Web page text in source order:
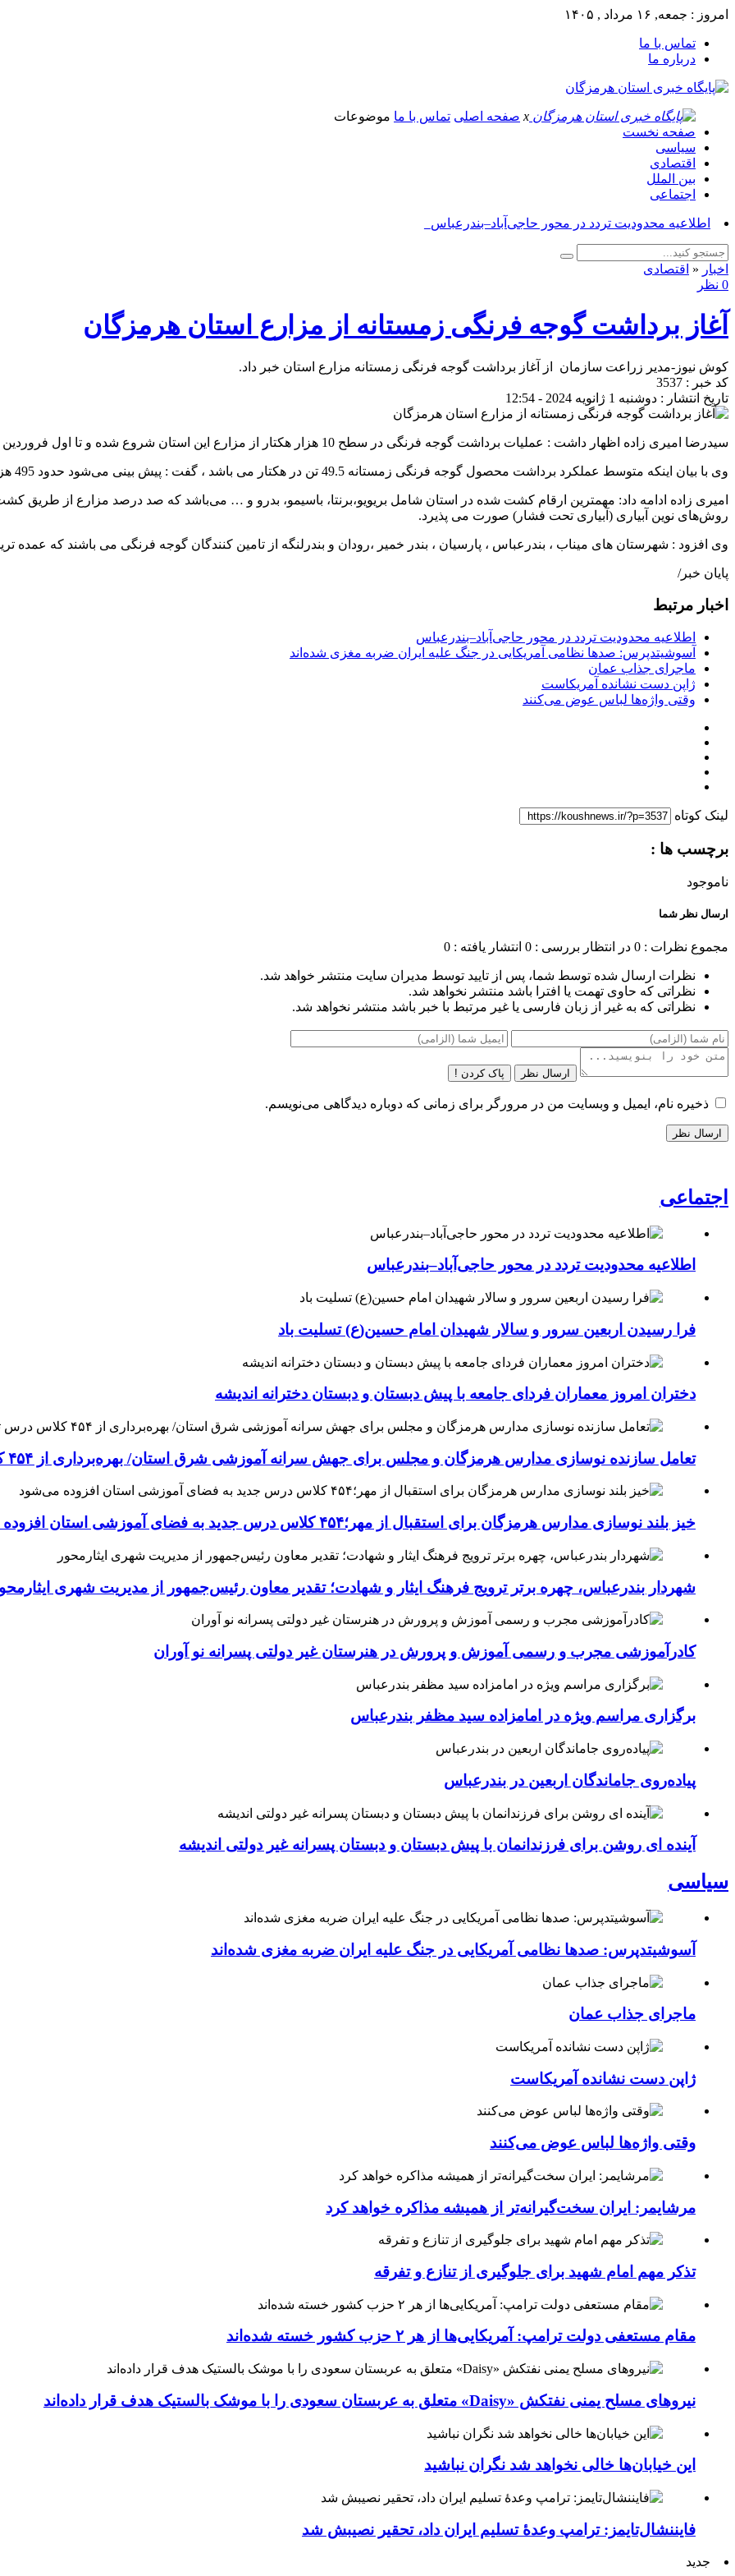
امروز : جمعه, ۱۶ مرداد , ۱۴۰۵
تماس با ما
درباره ما
x صفحه اصلی تماس با ما موضوعات
صفحه نخست
سیاسی
اقتصادی
بین الملل
اجتماعی
آسوشیتد_
اخبار « اقتصادی
0 نظر
آغاز برداشت گوجه فرنگی زمستانه از مزارع استان هرمزگان
کوش نیوز-مدیر زراعت سازمان از آغاز برداشت گوجه فرنگی زمستانه مزارع استان خبر داد.
کد خبر : 3537
تاریخ انتشار : دوشنبه 1 ژانویه 2024 - 12:54
سیدرضا امیری زاده اظهار داشت : عملیات برداشت گوجه فرنگی در سطح 10 هزار هکتار از مزارع این استان شروع شده و تا اول فروردین ماه سال 1403 ادامه خواهد داشت.
وی با بیان اینکه متوسط عملکرد برداشت محصول گوجه فرنگی زمستانه 49.5 تن در هکتار می باشد ، گفت : پیش بینی می‌شود حدود 495 هزار تن محصول گوجه فرنگی از مزارع زیر کشت برداشت شود.
امیری زاده ادامه داد: مهمترین ارقام کشت شده در استان شامل بریویو،برنتا، باسیمو‌، بدرو و … می‌باشد که صد درصد مزارع از طریق
روش‌های نوین آبیاری (آبیاری تحت فشار) صورت می پذیرد.
وی افزود : شهرستان های میناب ، بندرعباس ، پارسیان ، بندر خمیر ،رودان و بندرلنگه از تامین کنندگان گوجه فرنگی می باشند که عمده
پایان خبر/
اخبار مرتبط
اطلاعیه محدودیت تردد در محور حاجی‌آباد–بندرعباس
آسوشیتدپرس: صدها نظامی آمریکایی در جنگ علیه ایران ضربه مغزی شده‌اند
ماجرای جذاب عمان
ژاپن دست نشانده آمریکاست
وقتی واژه‌ها لباس عوض می‌کنند
لینک کوتاه
برچسب ها :
ناموجود
ارسال نظر شما
مجموع نظرات : 0 در انتظار بررسی : 0 انتشار یافته : 0
نظرات ارسال شده توسط شما، پس از تایید توسط مدیران سایت منتشر خواهد شد.
نظراتی که حاوی تهمت یا افترا باشد منتشر نخواهد شد.
نظراتی که به غیر از زبان فارسی یا غیر مرتبط با خبر باشد منتشر نخواهد شد.
ارسال نظر پاک کردن !
ذخیره نام، ایمیل و وبسایت من در مرورگر برای زمانی که دوباره دیدگاهی می‌نویسم.
اجتماعی
اطلاعیه محدودیت تردد در محور حاجی‌آباد–بندرعباس
فرا رسیدن اربعین سرور و سالار شهیدان امام حسین(ع) تسلیت باد
دختران امروز معماران فردای جامعه با پیش دبستان و دبستان دخترانه اندیشه
تعامل سازنده نوسازی مدارس هرمزگان و مجلس برای جهش سرانه آموزشی شرق استان/ بهره‌برداری از ۴۵۴ کلاس درس تا مهرماه
خیز بلند نوسازی مدارس هرمزگان برای استقبال از مهر؛۴۵۴ کلاس درس جدید به فضای آموزشی استان افزوده می‌شود
شهردار بندرعباس، چهره برتر ترویج فرهنگ ایثار و شهادت؛ تقدیر معاون رئیس‌جمهور از مدیریت شهری
کادرآموزشی مجرب و رسمی آموزش و پرورش در هنرستان غیر دولتی پسرانه نو آوران
برگزاری مراسم ویژه در امامزاده سید مظفر بندرعباس
پیاده‌روی جاماندگان اربعین در بندرعباس
آینده ای روشن برای فرزندانمان با پیش دبستان و دبستان پسرانه غیر دولتی اندیشه
سیاسی
آسوشیتدپرس: صدها نظامی آمریکایی در جنگ علیه ایران ضربه مغزی شده‌اند
ماجرای جذاب عمان
ژاپن دست نشانده آمریکاست
وقتی واژه‌ها لباس عوض می‌کنند
مرشایمر: ایران سخت‌گیرانه‌تر از همیشه مذاکره خواهد کرد
تذکر مهم امام شهید برای جلوگیری از تنازع و تفرقه
مقام مستعفی دولت ترامپ: آمریکایی‌ها از هر ۲ حزب کشور خسته شده‌اند
نیروهای مسلح یمنی نفتکش «Daisy» متعلق به عربستان سعودی را با موشک بالستیک هدف قرار داده‌اند
این خیابان‌ها خالی نخواهد شد نگران نباشید
فایننشال‌تایمز: ترامپ وعدۀ تسلیم ایران داد، تحقیر نصیبش شد
جدید